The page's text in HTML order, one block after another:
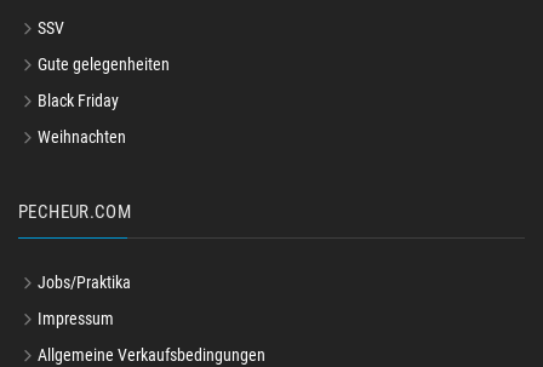
SSV
Gute gelegenheiten
Black Friday
Weihnachten
PECHEUR.COM
Jobs/Praktika
Impressum
Allgemeine Verkaufsbedingungen